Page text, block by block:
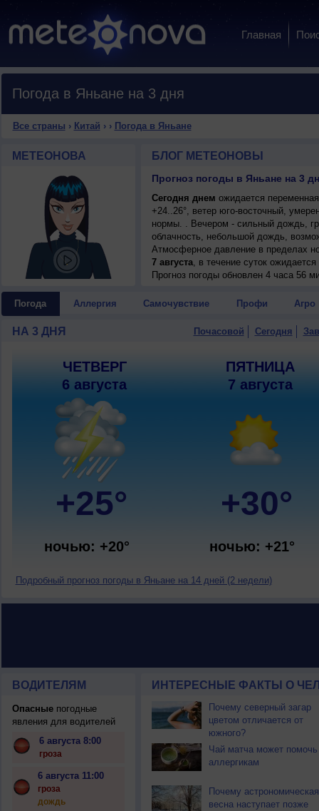
Главная
Погода в Яньане на 3 дня
Все страны › Китай › › Погода в Яньане
МЕТЕОНОВА БЛОГ МЕТЕОНОВЫ
Прогноз погоды в Яньане на 3
Сегодня днем ожидается
+24..26°, ветер юго-восточный,
нормы. . Вечером - сильный дождь,
облачность, небольшой дождь,
Атмосферное давление в пределах
7 августа, в течение суток
возможна гроза; ночью +20..22°,
Прогноз погоды обновлен 4 часа 56
Погода Аллергия Самочувствие Профи Агро
НА 3 ДНЯ Почасовой Сегодня
ЧЕТВЕРГ
6 августа
+25°
ночью: +20°
ПЯТНИЦА
7 августа
+30°
ночью: +21°
Подробный прогноз погоды в Яньане на 14 дней (2 недели)
ВОДИТЕЛЯМ
Опасныепогодные
явления для водителей
6 августа 8:00
гроза
6 августа 11:00
гроза
дождь
ИНТЕРЕСНЫЕ ФАКТЫ О
Почему северный загар
цветом отличается от
южного?
Чай матча может помочь
аллергикам
Почему астрономическая
весна наступает позже